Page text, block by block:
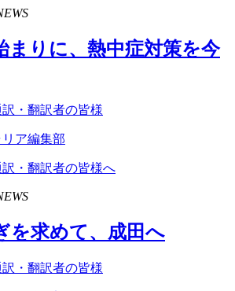
まりに、熱中症対策を今
・翻訳者の皆様
ア編集部
・翻訳者の皆様へ
を求めて、成田へ
・翻訳者の皆様